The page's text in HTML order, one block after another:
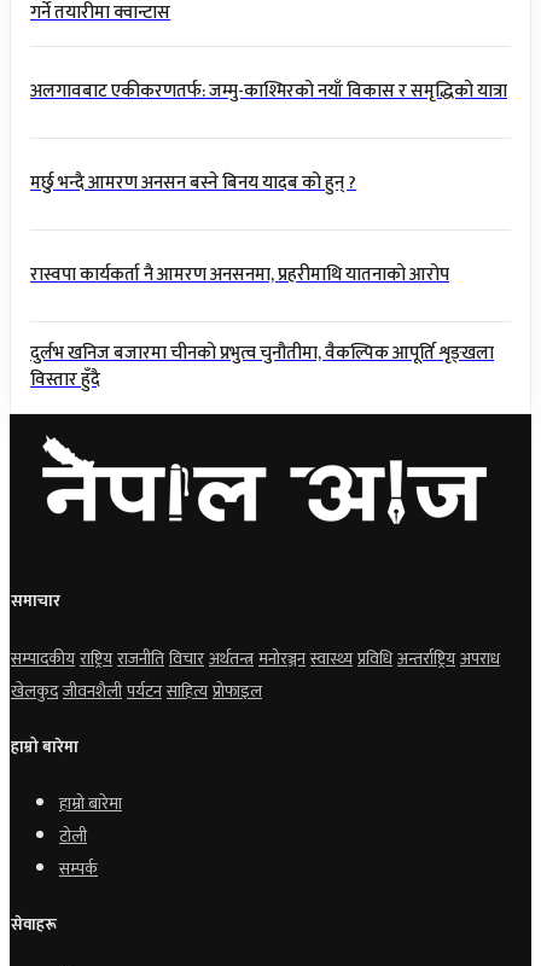
गर्ने तयारीमा क्वान्टास
अलगावबाट एकीकरणतर्फ: जम्मु-काश्मिरको नयाँ विकास र समृद्धिको यात्रा
मर्छु भन्दै आमरण अनसन बस्ने बिनय यादब को हुन् ?
रास्वपा कार्यकर्ता नै आमरण अनसनमा, प्रहरीमाथि यातनाको आरोप
दुर्लभ खनिज बजारमा चीनको प्रभुत्व चुनौतीमा, वैकल्पिक आपूर्ति शृङ्खला
विस्तार हुँदै
समाचार
सम्पादकीयराष्ट्रियराजनीतिविचारअर्थतन्त्रमनोरञ्जनस्वास्थ्यप्रविधिअन्तर्राष्ट्रियअपराध
खेलकुदजीवनशैलीपर्यटनसाहित्यप्रोफाइल
हाम्रो बारेमा
हाम्रो बारेमा
टोली
सम्पर्क
सेवाहरू